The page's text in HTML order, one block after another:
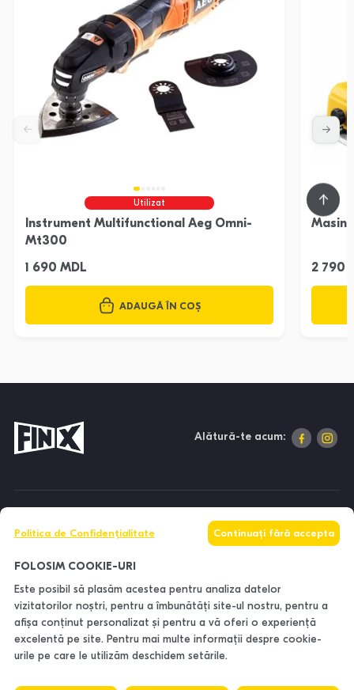
Utilizat
Instrument Multifunctional Aeg Omni-
Mt300
1 690 MDL
ADAUGĂ ÎN COȘ
2 790
Alătură-te acum:
INFORMAȚII
CONTACTE
Politica de Confidențialitate Continuați fără accepta
FOLOSIM COOKIE-URI
Este posibil să plasăm acestea pentru analiza datelor
vizitatorilor noștri, pentru a îmbunătăți site-ul nostru, pentru a
afișa conținut personalizat și pentru a vă oferi o experiență
excelentă pe site. Pentru mai multe informații despre cookie-
urile pe care le utilizăm deschidem setările.